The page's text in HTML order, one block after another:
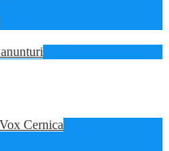
Cernica